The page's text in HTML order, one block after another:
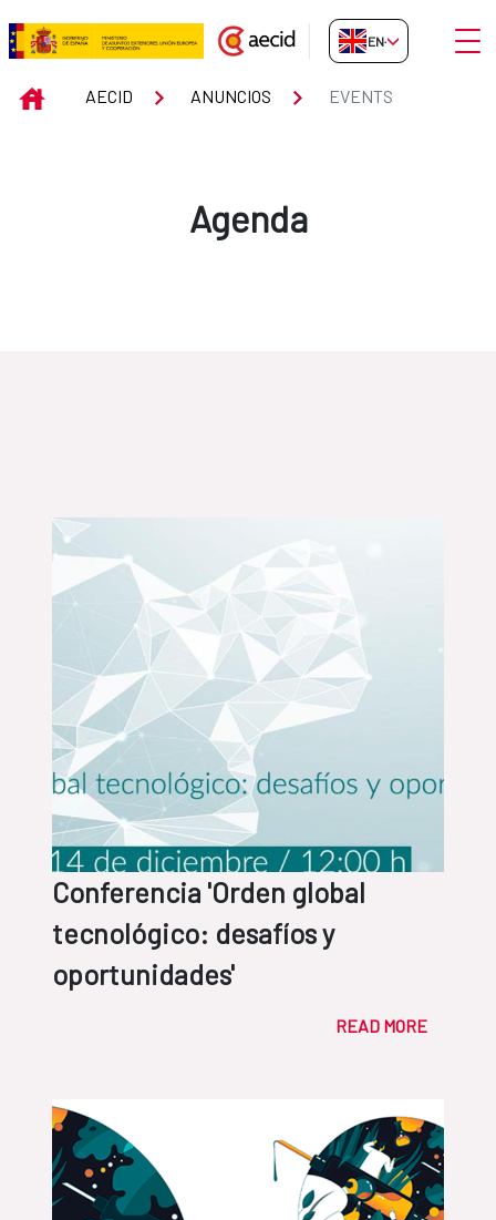
Skip to Main Content
Events
EN-GB
INICIOAECID ANUNCIOS EVENTS
Agenda
Conferencia 'Orden global
tecnológico: desafíos y
oportunidades'
READ MORE